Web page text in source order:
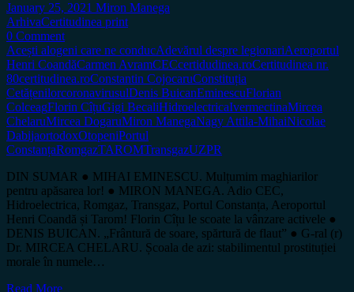
January 25, 2021 Miron Manega
ArhivaCertitudinea print
0 Comment
Acești alogeni care ne conducAdevărul despre legionariAeroportul
Henri CoandăCarmen AvramCECcertidudinea.roCertitudinea nr.
80certitudinea.roConstantin CojocaruConstituția
CetățenilorcoronavirusulDenis BuicanEminescuFlorian
ColceagFlorin CîțuGigi BecaliHidroelectricaIvermectinaMircea
ChelaruMircea DogaruMiron ManegaNagy Attila-MihaiNicolae
DabijaortodoxOtopeniPortul
ConstanțaRomgazTAROMTransgazUZPR
DIN SUMAR ● MIHAI EMINESCU. Mulțumim maghiarilor
pentru apăsarea lor! ● MIRON MANEGA. Adio CEC,
Hidroelectrica, Romgaz, Transgaz, Portul Constanța, Aeroportul
Henri Coandă și Tarom! Florin Cîțu le scoate la vânzare activele ●
DENIS BUICAN. „Frântură de soare, spărtură de flaut” ● G-ral (r)
Dr. MIRCEA CHELARU. Școala de azi: stabilimentul prostituției
morale în numele…
Read More